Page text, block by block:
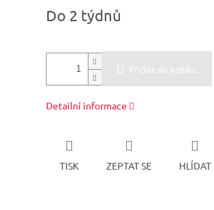
cena:
Do 2 týdnů
Přidat do košíku
Detailní informace
TISK ZEPTAT SE HLÍDAT